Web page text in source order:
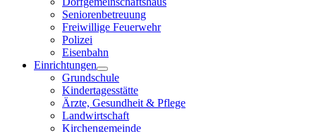
Seniorenbetreuung
Freiwillige Feuerwehr
Polizei
Eisenbahn
Einrichtungen
Grundschule
Kindertagesstätte
Ärzte, Gesundheit & Pflege
Landwirtschaft
Kirchengemeinde